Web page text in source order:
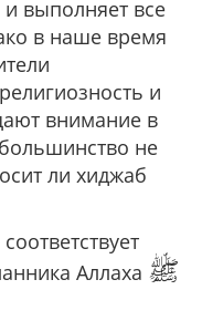
и выполняет все
в наше время
и
внимание в
не
ли хиджаб
Аллаха ﷺ